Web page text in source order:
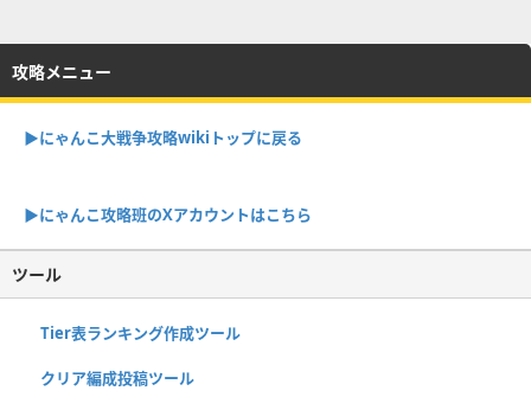
攻略メニュー
▶︎にゃんこ大戦争攻略wikiトップに戻る
▶︎にゃんこ攻略班のXアカウントはこちら
ツール
Tier表ランキング作成ツール
クリア編成投稿ツール